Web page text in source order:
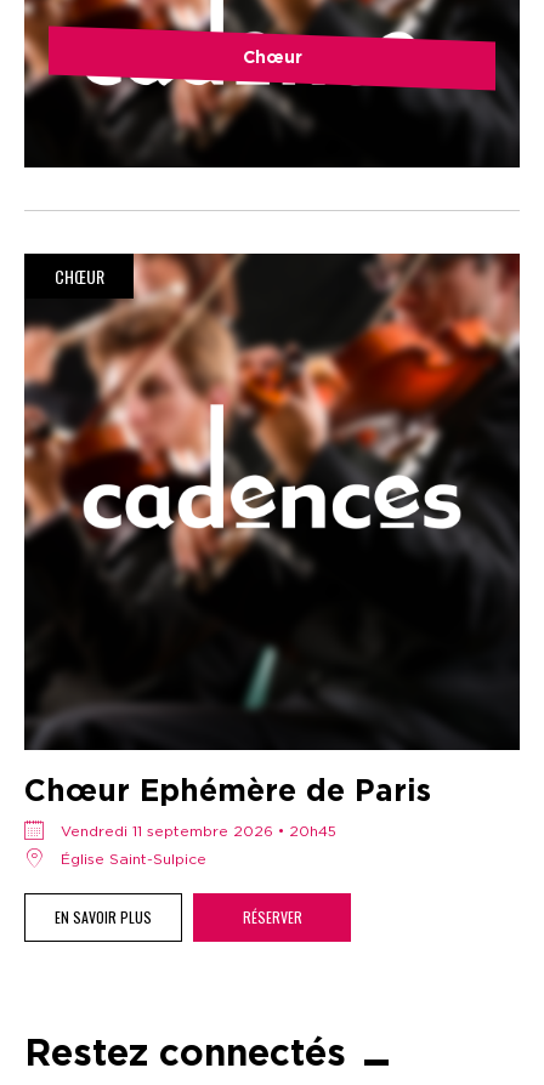
Chœur
CHŒUR
Chœur Ephémère de Paris
vendredi 11 septembre 2026 • 20h45
Église Saint-Sulpice
EN SAVOIR PLUS RÉSERVER
Restez connectés